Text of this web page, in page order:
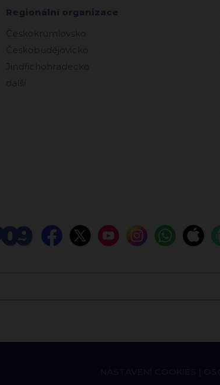
Regionální organizace
Českokrumlovsko
Českobudějovicko
Jindřichohradecko
další